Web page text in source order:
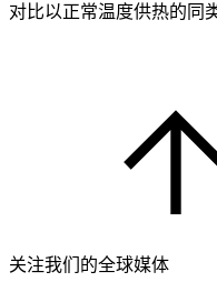
对比以正常温度供热的同
关注我们的全球媒体